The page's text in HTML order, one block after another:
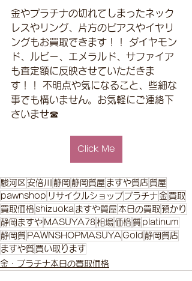
金やプラチナの切れてしまったネック
レスやリング、片方のピアスやイヤリ
ングもお買取できます！！ ダイヤモン
ド、ルビー、エメラルド、サファイア
も査定額に反映させていただきま
す！！ 不明点や気になること、些細な
事でも構いません。お気軽にご連絡下
さいませ☎
Click Me
駿河区 安倍川 静岡 静岡質屋 ますや質店 質屋
pawnshop リサイクルショップ プラチナ 金 買取
買取価格shizuoka ますや質屋 本日の買取 預かり
静岡ますや MASUYA78相場 価格質 platinum
静岡質 PAWNSHOPMASUYA Gold 静岡質店
ますや質 買い取ります
金・プラチナ本日の買取価格